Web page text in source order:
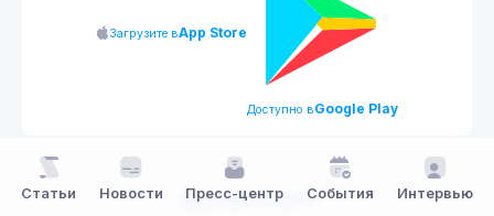
Загрузите вApp Store
Доступно вGoogle Play
NewsHub.kz 2026 ©
Статьи Новости Пресс-центр События Интервью